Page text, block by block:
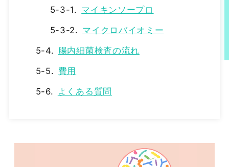
マイキンソープロ
マイクロバイオミー
腸内細菌検査の流れ
費用
よくある質問